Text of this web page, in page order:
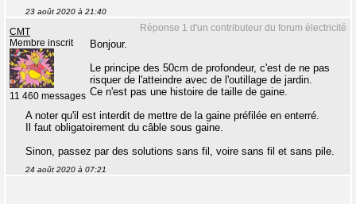
23 août 2020 à 21:40
Réponse 1 d'un contributeur du forum électricité
CMT
Membre inscrit
11 460 messages
Bonjour.
Le principe des 50cm de profondeur, c'est de ne pas
risquer de l'atteindre avec de l'outillage de jardin.
Ce n'est pas une histoire de taille de gaine.
A noter qu'il est interdit de mettre de la gaine préfilée en enterré.
Il faut obligatoirement du câble sous gaine.
Sinon, passez par des solutions sans fil, voire sans fil et sans pile.
24 août 2020 à 07:21